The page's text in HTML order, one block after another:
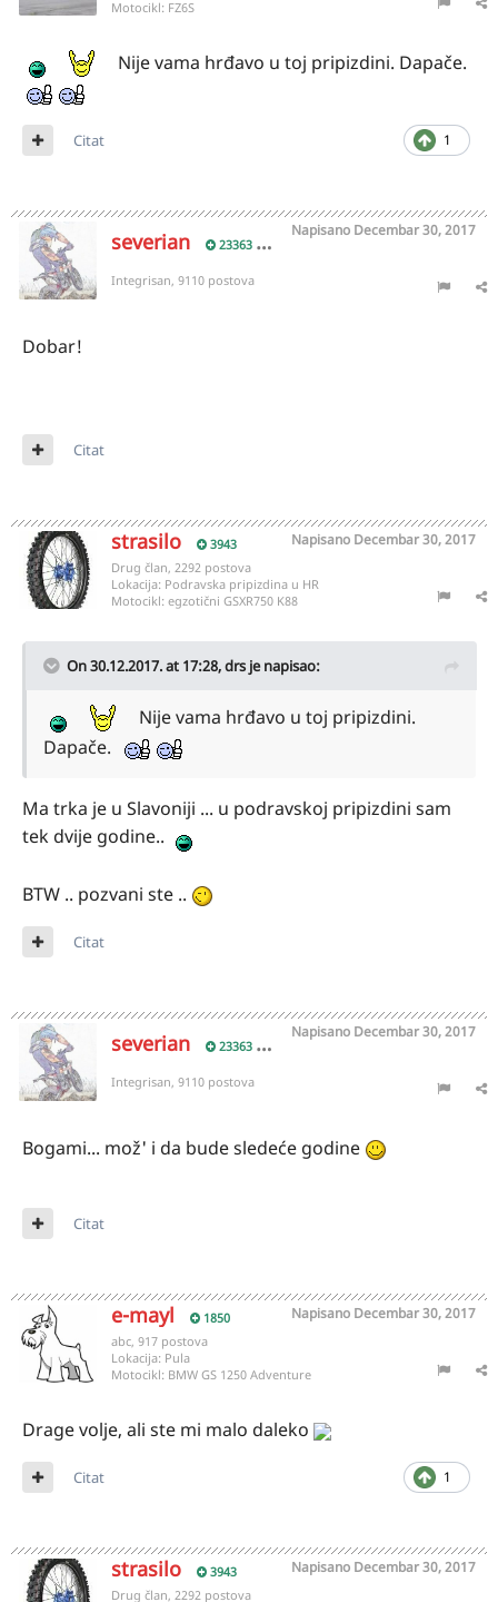
Motocikl: FZ6S
Nije vama hrđavo u toj pripizdini. Dapače.
1
Citat
severian 23363
Napisano Decembar 30, 2017
Integrisan, 9110 postova
Dobar!
Citat
strasilo 3943 Napisano Decembar 30, 2017
Drug član, 2292 postova
Lokacija: Podravska pripizdina u HR
Motocikl: egzotični GSXR750 K88
On 30.12.2017. at 17:28,drs je napisao:
Nije vama hrđavo u toj pripizdini.
Dapače.
Ma trka je u Slavoniji ... u podravskoj pripizdini sam
tek dvije godine..
BTW .. pozvani ste ..
Citat
severian 23363
Napisano Decembar 30, 2017
Integrisan, 9110 postova
Bogami... mož' i da bude sledeće godine
Citat
e-mayl 1850 Napisano Decembar 30, 2017
abc, 917 postova
Lokacija: Pula
Motocikl: BMW GS 1250 Adventure
Drage volje, ali ste mi malo daleko
1
Citat
strasilo 3943 Napisano Decembar 30, 2017
Drug član, 2292 postova